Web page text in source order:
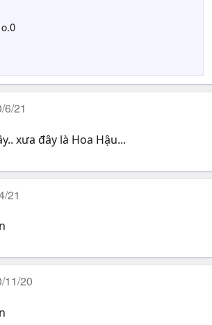
6/21
xưa đây là Hoa Hậu...
21
11/20